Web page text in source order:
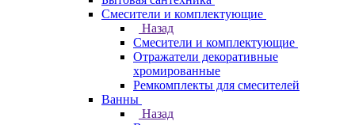
Смесители и комплектующие
Назад
Смесители и комплектующие
Отражатели декоративные
хромированные
Ремкомплекты для смесителей
Ванны
Назад